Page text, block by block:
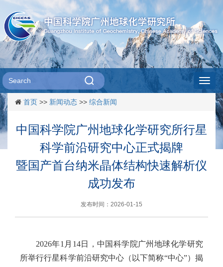
首页 >> 新闻动态 >> 综合新闻
中国科学院广州地球化学研究所行星
科学前沿研究中心正式揭牌
暨国产首台纳米晶体结构快速解析仪
成功发布
发布时间：2026-01-15
2026年1月14日，中国科学院广州地球化学研究
所举行行星科学前沿研究中心（以下简称“中心”）揭